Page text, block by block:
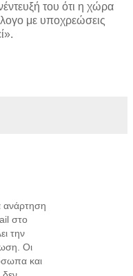
του ότι η χώρα
με υποχρεώσεις
ανάρτηση
στο
την
Οι
και